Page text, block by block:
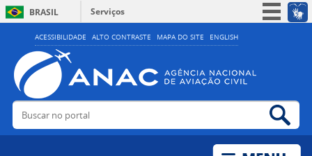
ACESSIBILIDADE ALTO CONTRASTE MAPA DO SITE ENGLISH
BRASIL
Serviços
Simplifique!
Acesso à informação
Legislação
Buscar no portal